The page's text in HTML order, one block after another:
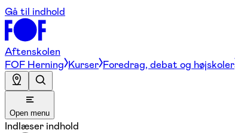
Gå til indhold
Aftenskolen
FOF Herning Kurser Foredrag, debat og højskoler
Open menu
Indlæser indhold